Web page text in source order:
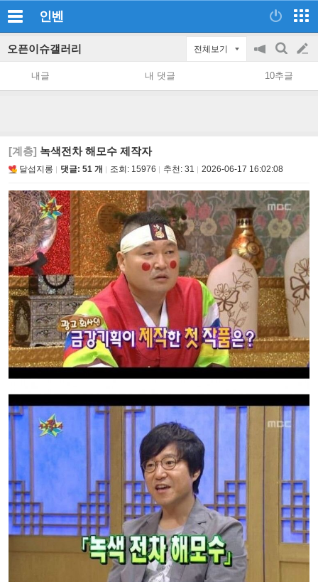
인벤
오픈이슈갤러리 전체보기
공
지
on/off
검
색
글
쓰
내글 내 댓글 10추글
[계층] 녹색전차 해모수 제작자
달섭지롱 댓글: 51 개 조회: 15976 추천: 31 2026-06-17 16:02:08